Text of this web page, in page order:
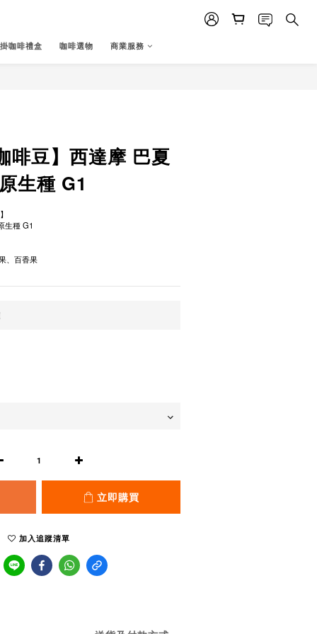
咖啡禮盒 咖啡選物 商業服務
啡豆】西達摩 巴夏
生種 G1
生種 G1
、百香果
立即購買
加入追蹤清單